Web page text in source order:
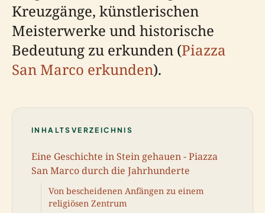
Kreuzgänge, künstlerischen
Meisterwerke und historische
Bedeutung zu erkunden (Piazza
San Marco erkunden).
INHALTSVERZEICHNIS
Eine Geschichte in Stein gehauen - Piazza
San Marco durch die Jahrhunderte
Von bescheidenen Anfängen zu einem
religiösen Zentrum